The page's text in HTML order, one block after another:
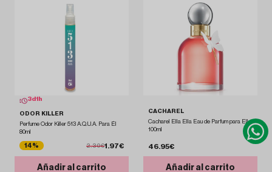
3d 1 h
ODOR KILLER
Perfume Odor Killer 513 A.Q.U.A. Para Él
80ml
14% 2.30€1.97€
Añadir al carrito
CACHAREL
Cacharel Ella Ella Eau de Parfum para Ella
100ml
46.95€
Añadir al carrito